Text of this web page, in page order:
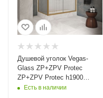
Душевой уголок Vegas-
Glass ZP+ZPV Protec
ZP+ZPV Protec h1900
130*75 03 Moru 130х75
Есть в наличии